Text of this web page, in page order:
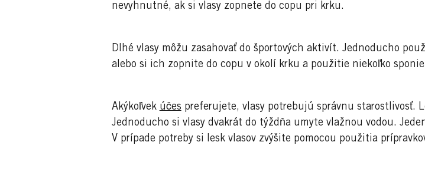
nevyhnutné, ak si vlasy zopnete do copu pri krku.
Dlhé vlasy môžu zasahovať do športových aktivít. Jednoducho
alebo si ich zopnite do copu v okolí krku a použitie niekoľko
Akýkoľvek účes preferujete, vlasy potrebujú správnu starostlivosť.
Jednoducho si vlasy dvakrát do týždňa umyte vlažnou vodou.
V prípade potreby si lesk vlasov zvýšite pomocou použitia